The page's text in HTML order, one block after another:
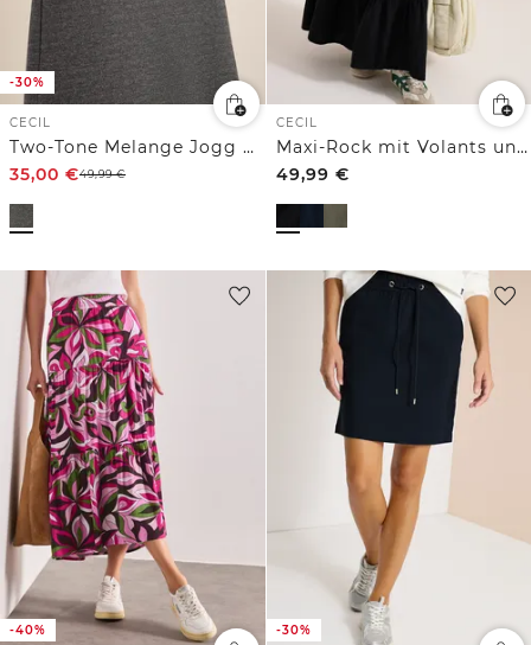
-30%
CECIL
Two-Tone Melange Jogg Skirt
35,00 €49,99€
CECIL
Maxi-Rock mit Volants und Elastikbund
49,99 €
-40% -30%